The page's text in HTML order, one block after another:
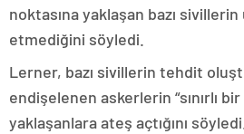
noktasına yaklaşan bazı sivillerin
etmediğini söyledi.
Lerner, bazı sivillerin tehdit
endişelenen askerlerin “sınırlı bir
yaklaşanlara ateş açtığını söyledi.